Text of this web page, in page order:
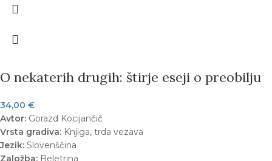
O nekaterih drugih: štirje eseji o preobilju
34,00 €
Avtor: Gorazd Kocijančič
Vrsta gradiva: Knjiga, trda vezava
Jezik: Slovenščina
Založba: Beletrina